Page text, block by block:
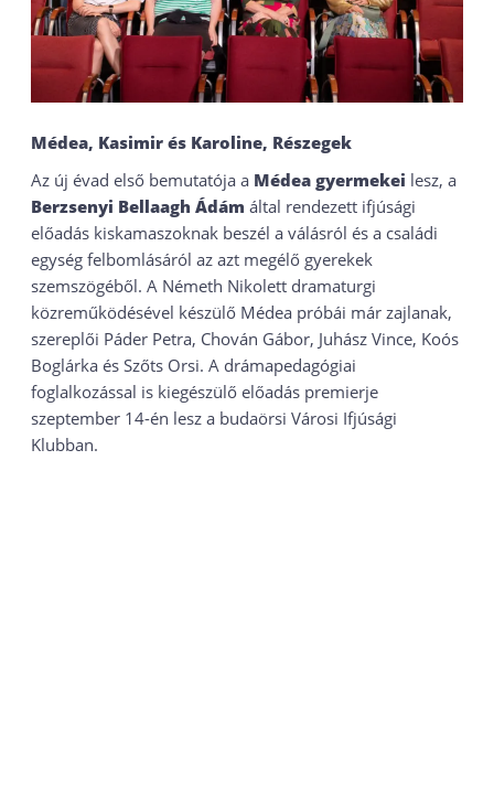
Médea, Kasimir és Karoline, Részegek
Az új évad első bemutatója a Médea gyermekei lesz, a
Berzsenyi Bellaagh Ádám által rendezett ifjúsági
előadás kiskamaszoknak beszél a válásról és a családi
egység felbomlásáról az azt megélő gyerekek
szemszögéből. A Németh Nikolett dramaturgi
közreműködésével készülő Médea próbái már zajlanak,
szereplői Páder Petra, Chován Gábor, Juhász Vince, Koós
Boglárka és Szőts Orsi. A drámapedagógiai
foglalkozással is kiegészülő előadás premierje
szeptember 14-én lesz a budaörsi Városi Ifjúsági
Klubban.